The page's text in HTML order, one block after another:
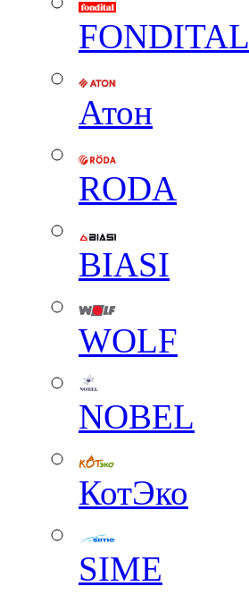
FONDITAL
Атон
RODA
BIASI
WOLF
NOBEL
КотЭко
SIME